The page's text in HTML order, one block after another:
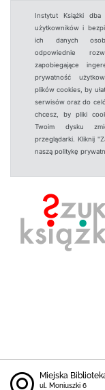
Instytut Książki
użytkowników i
ich danych
odpowiednie
zapobiegające
prywatność
plików cookies, by
serwisów oraz do
chcesz, by pliki
Twoim dysku
przeglądarki. Kliknij
naszą politykę
Miejska
ul. Moniuszki 6